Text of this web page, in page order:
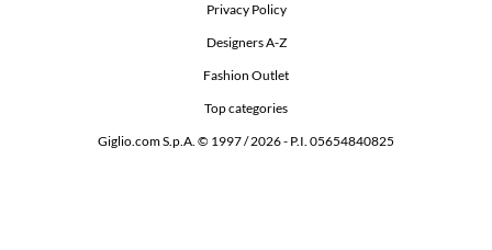
Privacy Policy
Designers A-Z
Fashion Outlet
Top categories
Giglio.com S.p.A. © 1997 / 2026 - P.I. 05654840825